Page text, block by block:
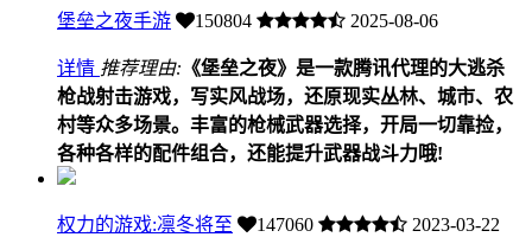
堡垒之夜手游 150804 2025-08-06
详情 推荐理由: 《堡垒之夜》是一款腾讯代理的大逃杀
枪战射击游戏，写实风战场，还原现实丛林、城市、农
村等众多场景。丰富的枪械武器选择，开局一切靠捡，
各种各样的配件组合，还能提升武器战斗力哦!
权力的游戏:凛冬将至 147060 2023-03-22